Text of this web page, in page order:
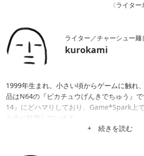
《ライタ
ライター／チャーシュー麺
kurokami
1999年生まれ。小さい頃からゲームに触れ
品はN64の『ピカチュウげんきでちゅう』
14』にどハマりしており、Game*Spark上
を主に執筆しています。
+ 続きを読む